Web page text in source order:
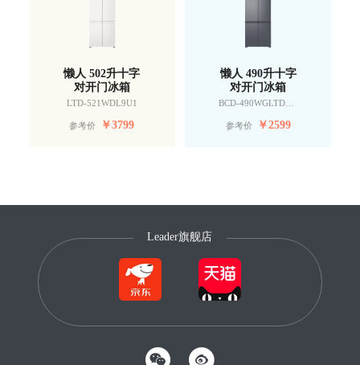
懒人 502升十字
对开门冰箱
LTD-521WDL9U1
参考价 ￥3799
懒人 490升十字
对开门冰箱
BCD-490WGLTDD9G9U1
参考价 ￥2599
Leader旗舰店